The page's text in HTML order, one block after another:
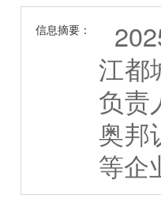
信息摘要：
江都
负责
奥邦
等企